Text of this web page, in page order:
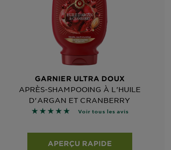
GARNIER ULTRA DOUX
APRÈS-SHAMPOOING À L'HUILE
D'ARGAN ET CRANBERRY
4.8929 sur 5 étoiles basé sur les avis
Voir tous les avis
APERÇU RAPIDE